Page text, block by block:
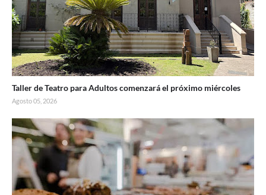
Taller de Teatro para Adultos comenzará el próximo miércoles
Agosto 05, 2026